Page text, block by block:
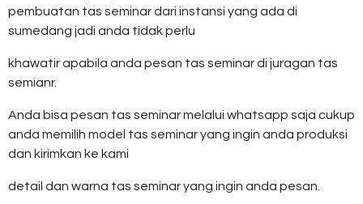
pembuatan tas seminar dari instansi yang ada di
sumedang jadi anda tidak perlu
khawatir apabila anda pesan tas seminar di juragan tas
semianr.
Anda bisa pesan tas seminar melalui whatsapp saja cukup
anda memilih model tas seminar yang ingin anda produksi
dan kirimkan ke kami
detail dan warna tas seminar yang ingin anda pesan.